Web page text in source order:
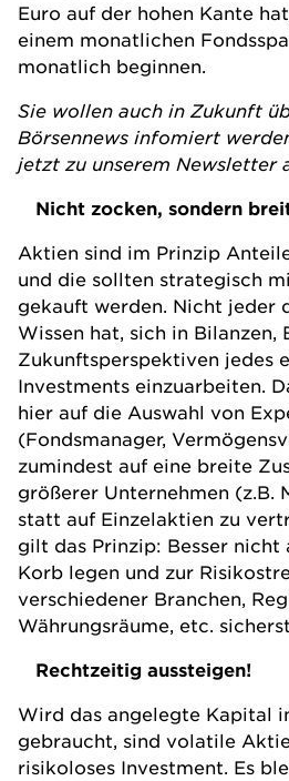
Euro auf der hohen Kante
einem monatlichen
monatlich beginnen.
Sie wollen auch in Zukunft
Börsennews infomiert
jetzt zu unserem Newsletter
Nicht zocken, sondern
Aktien sind im Prinzip
und die sollten strategisch
gekauft werden. Nicht jeder
Wissen hat, sich in Bilanzen,
Zukunftsperspektiven jedes
Investments einzuarbeiten.
hier auf die Auswahl von
(Fondsmanager,
zumindest auf eine breite
größerer Unternehmen (z.B.
statt auf Einzelaktien zu
gilt das Prinzip: Besser nicht
Korb legen und zur
verschiedener Branchen,
Währungsräume, etc.
Rechtzeitig aussteigen!
Wird das angelegte Kapital
gebraucht, sind volatile
risikoloses Investment. Es